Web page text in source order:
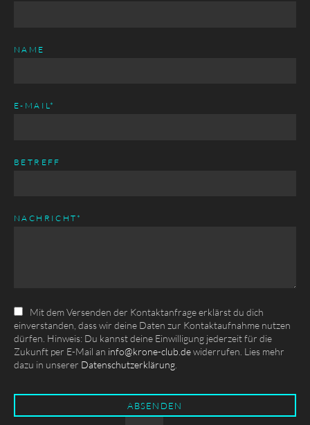
NAME
PFLICHTFELD
E-MAIL*
BETREFF
PFLICHTFELD
NACHRICHT *
Mit dem Versenden der Kontaktanfrage erklärst du dich
einverstanden, dass wir deine Daten zur Kontaktaufnahme nutzen
dürfen. Hinweis: Du kannst deine Einwilligung jederzeit für die
Zukunft per E-Mail an info@krone-club.dewiderrufen. Lies mehr
dazu in unserer Datenschutzerklärung
ABSENDEN